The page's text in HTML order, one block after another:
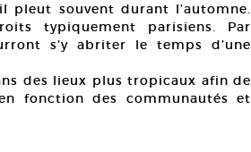
souvent durant l’automne.
typiquement parisiens. Par
s’y abriter le temps d’une
des lieux plus tropicaux afin de
fonction des communautés et